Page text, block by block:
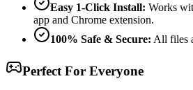
Easy 1-Click Install: Works
app and Chrome extension.
100% Safe & Secure: All files
Perfect For Everyone